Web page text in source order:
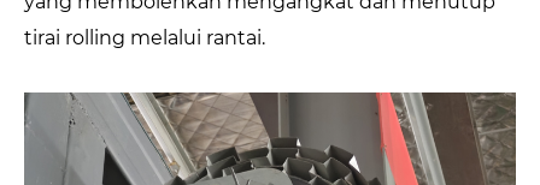
tirai rolling melalui rantai.